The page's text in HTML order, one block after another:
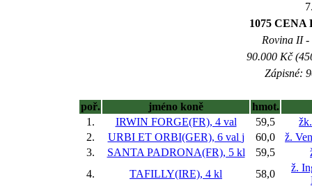
1075 CENA
Rovina II -
90.000 Kč
Zápisné:
poř. jméno koně
hmot.
1.
IRWIN FORGE(FR), 4 val 59,5
2.
URBI ET ORBI(GER), 6 val j 60,0
ž.
3.
SANTA PADRONA(FR), 5 kl 59,5
4.
TAFILLY(IRE), 4 kl 58,0
ž.